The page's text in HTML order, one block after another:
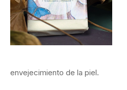
envejecimiento de la piel.